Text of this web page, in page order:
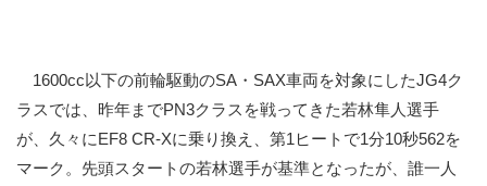
1600cc以下の前輪駆動のSA・SAX車両を対象にしたJG4ク
ラスでは、昨年までPN3クラスを戦ってきた若林隼人選手
が、久々にEF8 CR-Xに乗り換え、第1ヒートで1分10秒562を
マーク。先頭スタートの若林選手が基準となったが、誰一人